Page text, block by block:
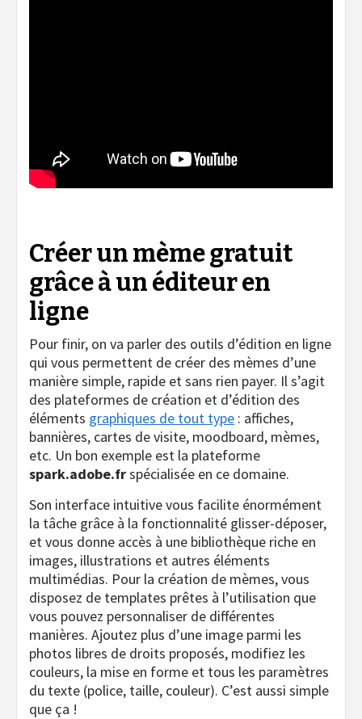
Créer un mème gratuit
grâce à un éditeur en
ligne
Pour finir, on va parler des outils d’édition en ligne
qui vous permettent de créer des mèmes d’une
manière simple, rapide et sans rien payer. Il s’agit
des plateformes de création et d’édition des
éléments graphiques de tout type : affiches,
bannières, cartes de visite, moodboard, mèmes,
etc. Un bon exemple est la plateforme
spark.adobe.frspécialisée en ce domaine.
Son interface intuitive vous facilite énormément
la tâche grâce à la fonctionnalité glisser-déposer,
et vous donne accès à une bibliothèque riche en
images, illustrations et autres éléments
multimédias. Pour la création de mèmes, vous
disposez de templates prêtes à l’utilisation que
vous pouvez personnaliser de différentes
manières. Ajoutez plus d’une image parmi les
photos libres de droits proposés, modifiez les
couleurs, la mise en forme et tous les paramètres
du texte (police, taille, couleur). C’est aussi simple
que ça !